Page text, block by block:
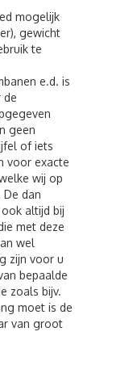
mogelijk
gewicht
te
e.d. is
de
geen
of iets
voor exacte
wij op
De dan
altijd bij
met deze
wel
zijn voor u
bepaalde
zoals bijv.
moet is de
van groot